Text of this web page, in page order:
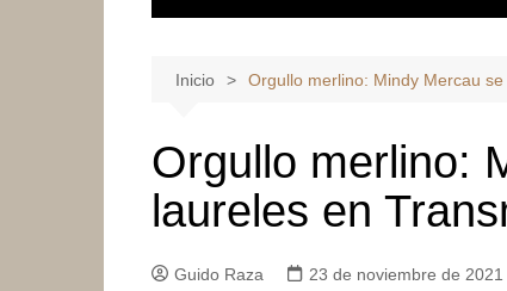
Inicio Orgullo merlino: Mindy Mercau
Orgullo merlino:
laureles en
Guido Raza 23 de noviembre de 2021